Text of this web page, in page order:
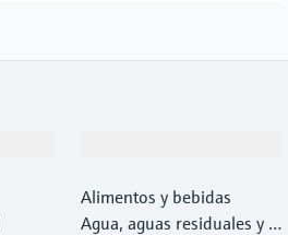
Alimentos y bebidas
Agua, aguas residuales y r